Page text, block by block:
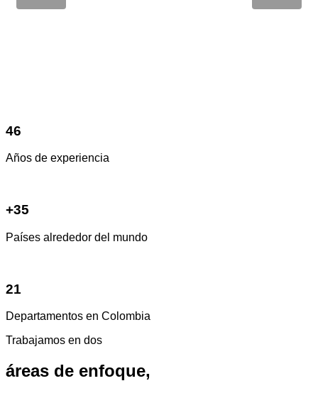
46
Años de experiencia
+35
Países alrededor del mundo
21
Departamentos en Colombia
Trabajamos en dos
áreas de enfoque,